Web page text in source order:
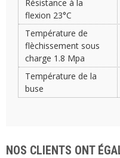
Résistance à la
flexion 23°C
Température de
flèchissement sous
charge 1.8 Mpa
Température de la
buse
NOS CLIENTS ONT